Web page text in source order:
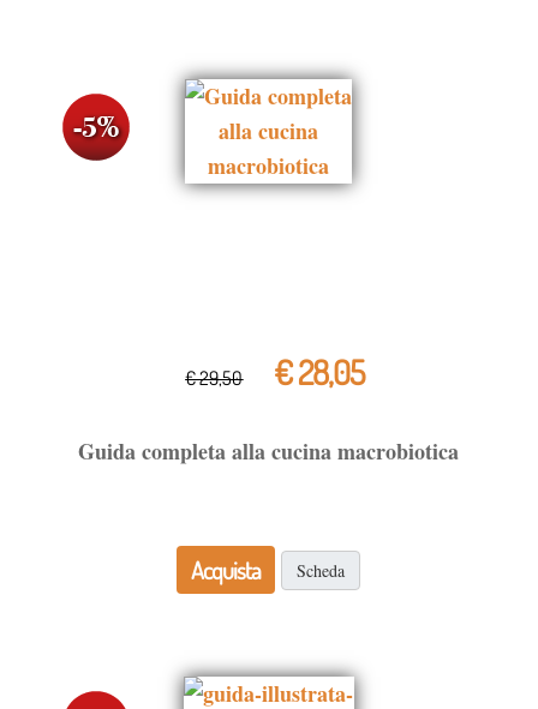
€ 29,50 € 28,05
Guida completa alla cucina macrobiotica
Acquista Scheda